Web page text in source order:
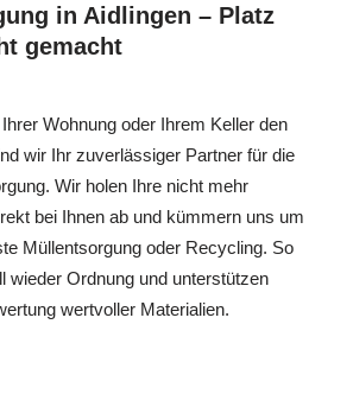
in Aidlingen – Platz
gemacht
Wohnung oder Ihrem Keller den
wir Ihr zuverlässiger Partner für die
Wir holen Ihre nicht mehr
bei Ihnen ab und kümmern uns um
Müllentsorgung oder Recycling. So
wieder Ordnung und unterstützen
wertvoller Materialien.